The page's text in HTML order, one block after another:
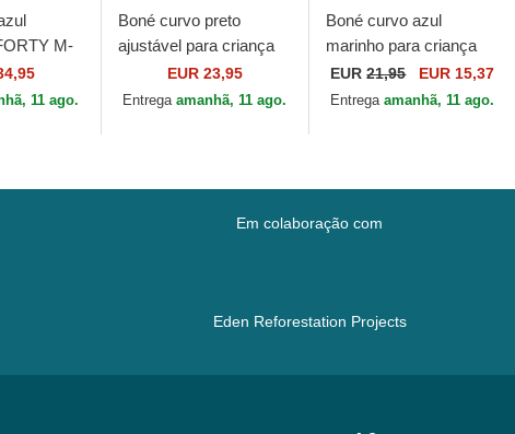
M-
da
VR46
11 ago.
Boné curvo preto
ajustável para criança
9FORTY Space All
Over Print da New Era
EUR 23,95
Entregaamanhã, 11 ago.
Boné curvo azul
marinho para criança
9FORTY All Over Print
da Superman DC
EUR21,95 EUR 15,37
Entregaamanhã, 11 ago.
Em colaboração com
Eden Reforestation Projects